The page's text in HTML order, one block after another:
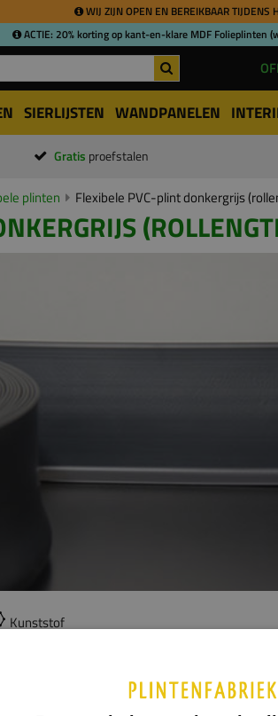
WIJ ZIJN OPEN EN BEREIKBAAR TIJDENS
ACTIE: 20% korting op kant-en-klare MDF Folieplinten
SIERLIJSTEN WANDPANELEN
Gratis proefstalen
plinten Flexibele PVC-plint donkergrijs
Kunststof